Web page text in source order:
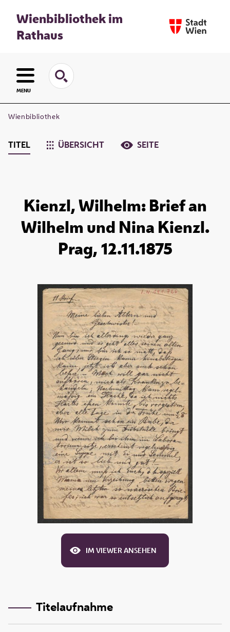
Wienbibliothek im
Rathaus
MENU
Wienbibliothek
TITEL ÜBERSICHT SEITE
Kienzl, Wilhelm: Brief an
Wilhelm und Nina Kienzl.
Prag, 12.11.1875
IM VIEWER ANSEHEN
Titelaufnahme